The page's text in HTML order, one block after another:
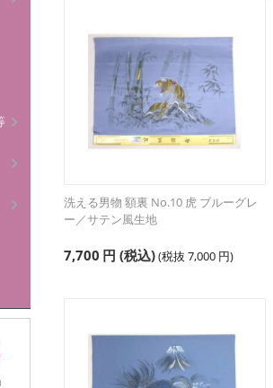
洗える男物 額裏 No.10 虎 ブルーグレ
ー／サテン風生地
7,700 円 (税込)(税抜 7,000 円)